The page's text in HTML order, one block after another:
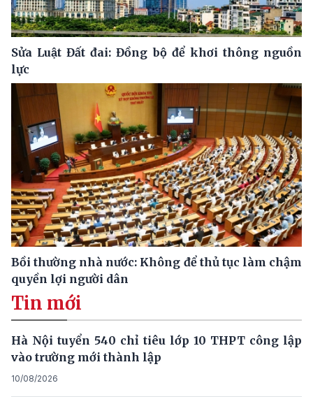
Sửa Luật Đất đai: Đồng bộ để khơi thông nguồn
lực
Bồi thường nhà nước: Không để thủ tục làm chậm
quyền lợi người dân
Tin mới
Hà Nội tuyển 540 chỉ tiêu lớp 10 THPT công lập
vào trường mới thành lập
10/08/2026